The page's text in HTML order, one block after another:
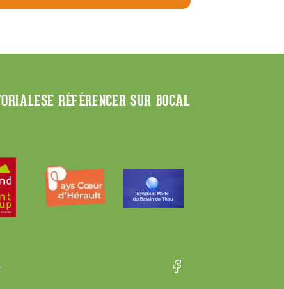
SE RÉFÉRENCER SUR BOCAL